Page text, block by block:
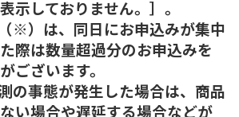
示しておりません。］。
※）は、同日にお申込みが集中
際は数量超過分のお申込みを
ございます。
の事態が発生した場合は、商品
い場合や遅延する場合などが